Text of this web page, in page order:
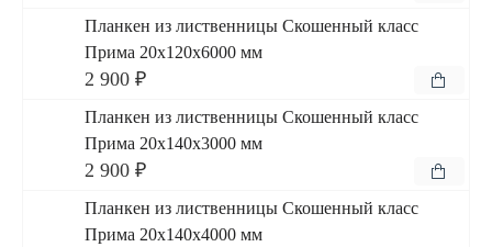
Планкен из лиственницы Скошенный класс
Прима 20x120x6000 мм
2 900 ₽
Планкен из лиственницы Скошенный класс
Прима 20x140x3000 мм
2 900 ₽
Планкен из лиственницы Скошенный класс
Прима 20x140x4000 мм